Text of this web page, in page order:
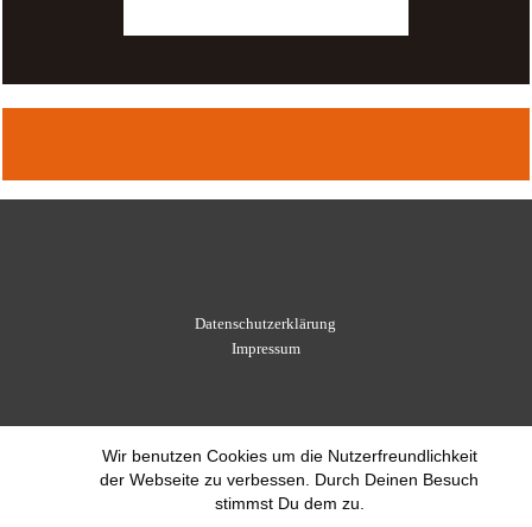
Wir benutzen Cookies um die Nutzerfreundlichkeit
der Webseite zu verbessen. Durch Deinen Besuch
stimmst Du dem zu.
Datenschutzerklärung
Impressum